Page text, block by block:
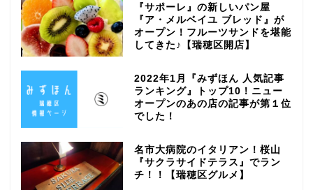
『サポーレ』の新しいパン屋
『ア・メルベイユ ブレッド』が
オープン！フルーツサンドを堪能
してきた♪【瑞穂区開店】
2022年1月『みずほん 人気記事
ランキング』トップ10！ニュー
オープンのあの店の記事が第１位
でした！
名市大病院のイタリアン！桜山
『サクラサイドテラス』でラン
チ！！【瑞穂区グルメ】